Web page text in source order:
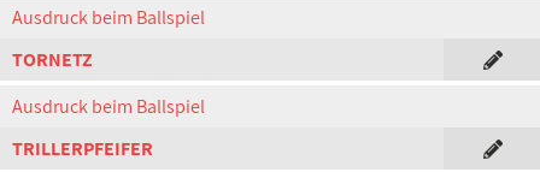
Ausdruck beim Ballspiel
TORNETZ
Ausdruck beim Ballspiel
TRILLERPFEIFER